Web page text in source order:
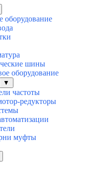
оборудование
шины
оборудование
▼
частоты
редукторы
муфты